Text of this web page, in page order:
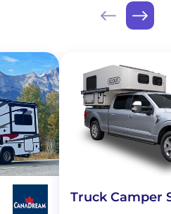
Truck Camper